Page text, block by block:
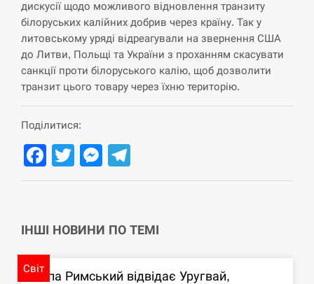
СЕРПЕНЬ
12:53
США обсуждают лицензии на Patriot для
Украины, несмотря на сомнения…
розблокування Ормузької протоки
СЕРПЕНЬ
переправу, склады и другие важные объекты…
СЕРПЕНЬ
дискусії щодо можливого відновлення транзиту
білоруських калійних добрив через країну. Так у
литовському уряді відреагували на звернення США
до Литви, Польщі та України з проханням скасувати
санкції проти білоруського калію, щоб дозволити
транзит цього товару через їхню територію.
Поділитися:
Facebook
TwitterMessenger
ІНШІ НОВИНИ ПО ТЕМІ
Світ
Папа Римський відвідає Уругвай,